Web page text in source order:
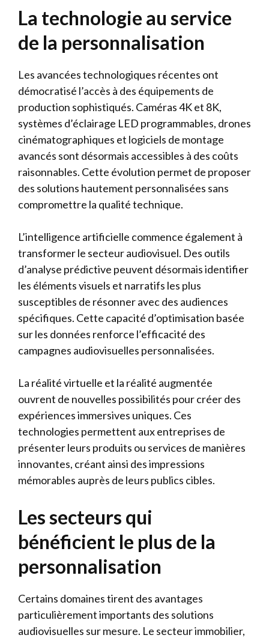
La technologie au service
de la personnalisation
Les avancées technologiques récentes ont
démocratisé l’accès à des équipements de
production sophistiqués. Caméras 4K et 8K,
systèmes d’éclairage LED programmables, drones
cinématographiques et logiciels de montage
avancés sont désormais accessibles à des coûts
raisonnables. Cette évolution permet de proposer
des solutions hautement personnalisées sans
compromettre la qualité technique.
L’intelligence artificielle commence également à
transformer le secteur audiovisuel. Des outils
d’analyse prédictive peuvent désormais identifier
les éléments visuels et narratifs les plus
susceptibles de résonner avec des audiences
spécifiques. Cette capacité d’optimisation basée
sur les données renforce l’efficacité des
campagnes audiovisuelles personnalisées.
La réalité virtuelle et la réalité augmentée
ouvrent de nouvelles possibilités pour créer des
expériences immersives uniques. Ces
technologies permettent aux entreprises de
présenter leurs produits ou services de manières
innovantes, créant ainsi des impressions
mémorables auprès de leurs publics cibles.
Les secteurs qui
bénéficient le plus de la
personnalisation
Certains domaines tirent des avantages
particulièrement importants des solutions
audiovisuelles sur mesure. Le secteur immobilier,